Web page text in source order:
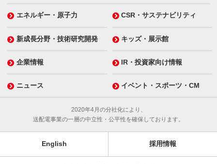
エネルギー・原子力 CSR・サステナビリティ
新成長分野・技術研究開発 キッズ・展示館
企業情報 IR・投資家向け情報
ニュース イベント・スポーツ・CM
2020年4月の分社化により、
送配電事業の一層の中立性・公平性を確保しております。
English 採用情報